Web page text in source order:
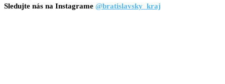
Sledujte nás na Instagrame @bratislavsky_kraj